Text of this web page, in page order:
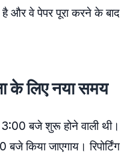
है और वे पेपर पूरा करने के बाद
के लिए नया समय
बजे शुरू होने वाली थी।
किया जाएगाय। रिपोर्टिंग